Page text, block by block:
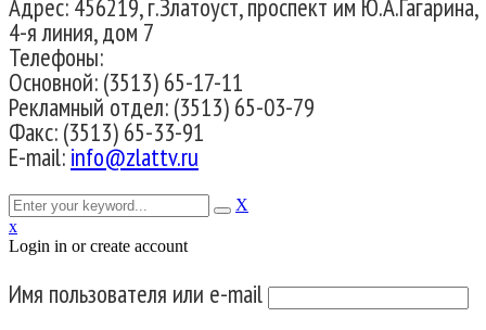
Адрес: 456219, г.Златоуст, проспект им Ю.А.Гагарина,
4-я линия, дом 7
Телефоны:
Основной: (3513) 65-17-11
Рекламный отдел: (3513) 65-03-79
Факс: (3513) 65-33-91
E-mail:info@zlattv.ru
X
x
Login in or create account
Имя пользователя или e-mail